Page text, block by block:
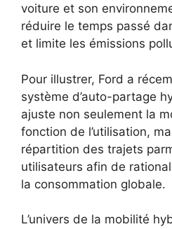
voiture et son
réduire le temps passé
et limite les émissions
Pour illustrer, Ford a
système d’auto-partage
ajuste non seulement la
fonction de l’utilisation,
répartition des trajets
utilisateurs afin de
la consommation globale.
L’univers de la mobilité